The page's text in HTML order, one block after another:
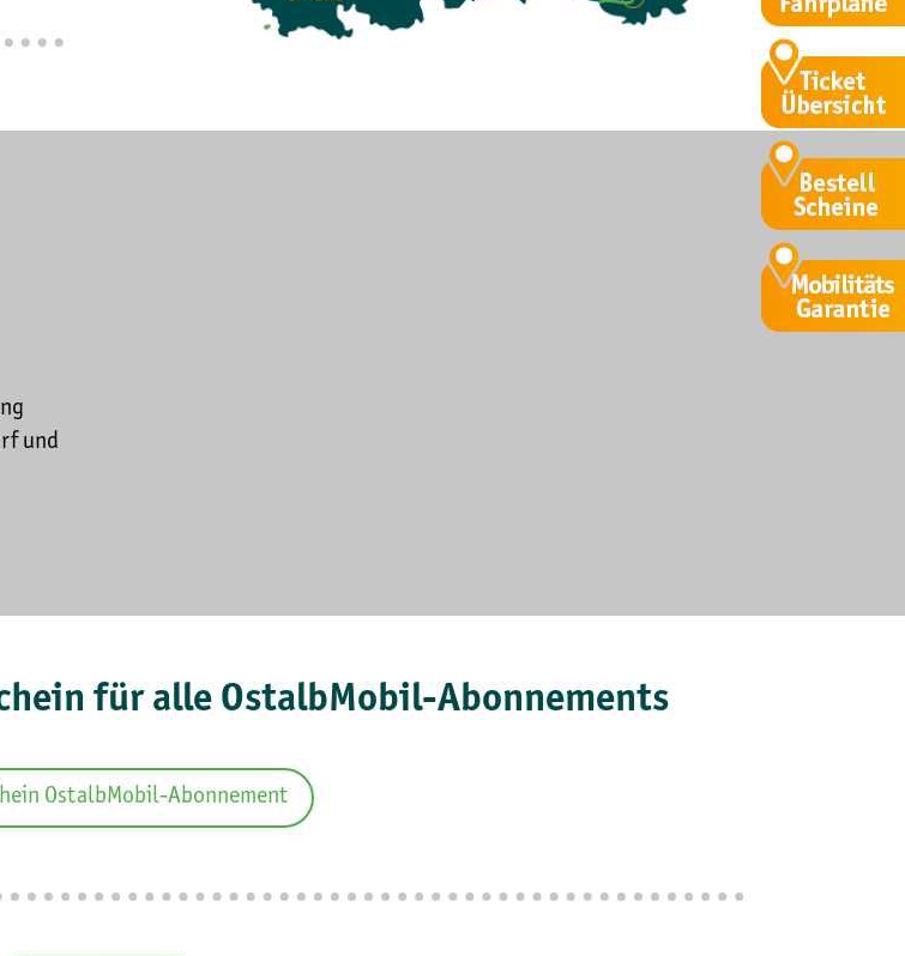
und
für alle OstalbMobil-Abonnements
OstalbMobil-Abonnement